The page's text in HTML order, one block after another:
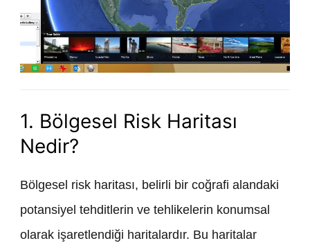
1. Bölgesel Risk Haritası
Nedir?
Bölgesel risk haritası, belirli bir coğrafi alandaki
potansiyel tehditlerin ve tehlikelerin konumsal
olarak işaretlendiği haritalardır. Bu haritalar